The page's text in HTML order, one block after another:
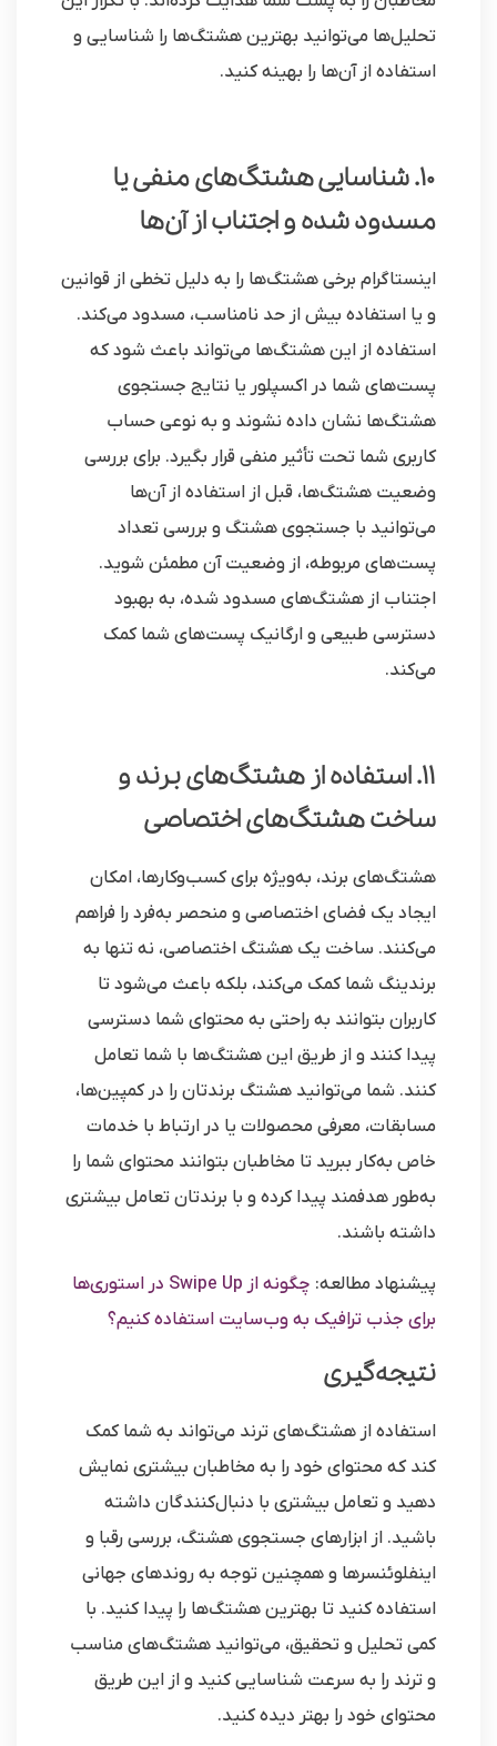
تحلیل‌ها می‌توانید بهترین هشتگ‌ها را شناسایی و
استفاده از آن‌ها را بهینه کنید.
10. شناسایی هشتگ‌های منفی یا
مسدود شده و اجتناب از آن‌ها
اینستاگرام برخی هشتگ‌ها را به دلیل تخطی از قوانین
و یا استفاده بیش از حد نامناسب، مسدود می‌کند.
استفاده از این هشتگ‌ها می‌تواند باعث شود که
پست‌های شما در اکسپلور یا نتایج جستجوی
هشتگ‌ها نشان داده نشوند و به نوعی حساب
کاربری شما تحت تأثیر منفی قرار بگیرد. برای بررسی
وضعیت هشتگ‌ها، قبل از استفاده از آن‌ها
می‌توانید با جستجوی هشتگ و بررسی تعداد
پست‌های مربوطه، از وضعیت آن مطمئن شوید.
اجتناب از هشتگ‌های مسدود شده، به بهبود
دسترسی طبیعی و ارگانیک پست‌های شما کمک
می‌کند.
11. استفاده از هشتگ‌های برند و
ساخت هشتگ‌های اختصاصی
هشتگ‌های برند، به‌ویژه برای کسب‌وکارها، امکان
ایجاد یک فضای اختصاصی و منحصر به‌فرد را فراهم
می‌کنند. ساخت یک هشتگ اختصاصی، نه تنها به
برندینگ شما کمک می‌کند، بلکه باعث می‌شود تا
کاربران بتوانند به راحتی به محتوای شما دسترسی
پیدا کنند و از طریق این هشتگ‌ها با شما تعامل
کنند. شما می‌توانید هشتگ برندتان را در کمپین‌ها،
مسابقات، معرفی محصولات یا در ارتباط با خدمات
خاص به‌کار ببرید تا مخاطبان بتوانند محتوای شما را
به‌طور هدفمند پیدا کرده و با برندتان تعامل بیشتری
داشته باشند.
پیشنهاد مطالعه:
چگونه از Swipe Up در استوری‌ها
برای جذب ترافیک به وب‌سایت استفاده کنیم؟
نتیجه‌گیری
استفاده از هشتگ‌های ترند می‌تواند به شما کمک
کند که محتوای خود را به مخاطبان بیشتری نمایش
دهید و تعامل بیشتری با دنبال‌کنندگان داشته
باشید. از ابزارهای جستجوی هشتگ، بررسی رقبا و
اینفلوئنسرها و همچنین توجه به روندهای جهانی
استفاده کنید تا بهترین هشتگ‌ها را پیدا کنید. با
کمی تحلیل و تحقیق، می‌توانید هشتگ‌های مناسب
و ترند را به سرعت شناسایی کنید و از این طریق
محتوای خود را بهتر دیده کنید.